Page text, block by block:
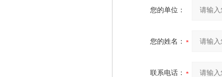
您的单位：
您的姓名：
联系电话：